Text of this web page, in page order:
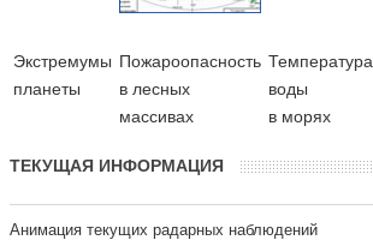
Экстремумы
планеты
Пожароопасность
в лесных
массивах
Температура
воды
в морях
ТЕКУЩАЯ ИНФОРМАЦИЯ
Анимация текущих радарных наблюдений